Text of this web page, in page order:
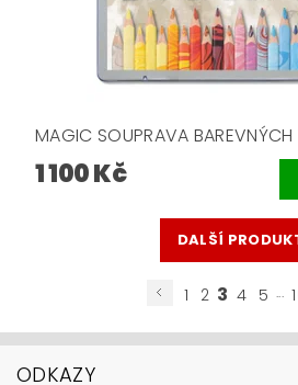
MAGIC SOUPRAVA BAREVNÝCH
1 100 Kč
DALŠÍ
1 2 3 4 5 ...
ODKAZY